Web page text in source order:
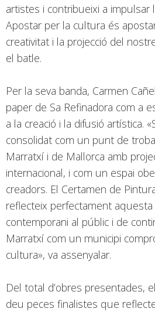
artistes i contribueixi a impulsar
Apostar per la cultura és
creativitat i la projecció del
el batle.
Per la seva banda, Carmen
paper de Sa Refinadora com a
a la creació i la difusió artística.
consolidat com un punt de
Marratxí i de Mallorca amb
internacional, i com un espai
creadors. El Certamen de
reflecteix perfectament aquesta
contemporani al públic i de
Marratxí com un municipi
cultura», va assenyalar.
Del total d’obres presentades,
deu peces finalistes que